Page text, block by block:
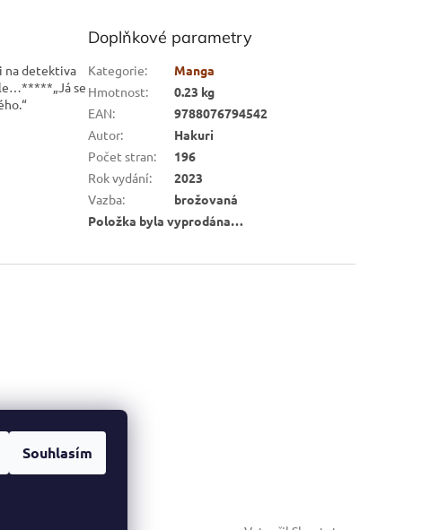
Souhlasím
na detektiva
se
Doplňkové parametry
Kategorie:
Manga
Hmotnost:
0.23 kg
EAN:
9788076794542
Autor:
Hakuri
Počet stran:
196
Rok vydání:
2023
Vazba:
brožovaná
Položka byla vyprodána…